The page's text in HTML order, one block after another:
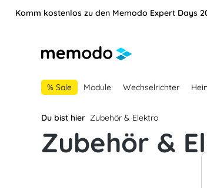
springen Zur Navigation der B2B-
Komm kostenlos zu den Memodo Expert Days
% Sale Module Wechselrichter
Du bist hier Zubehör & Elektro
Zubehör &